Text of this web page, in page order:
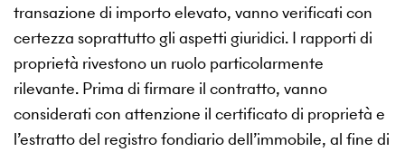
transazione di importo elevato, vanno verificati con
certezza soprattutto gli aspetti giuridici. I rapporti di
proprietà rivestono un ruolo particolarmente
rilevante. Prima di firmare il contratto, vanno
considerati con attenzione il certificato di proprietà e
l’estratto del registro fondiario dell’immobile, al fine di